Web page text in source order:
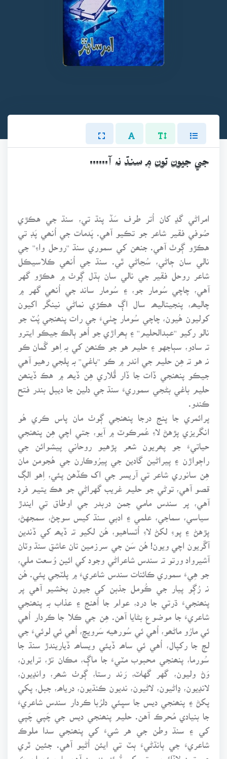
جي جيون تون ۾ سنڌ نہ آ......
امراڻي گڍ کان اُتر طرف سَڏ پنڌ تي، سنڌ جي هڪڙي
صُوفي فقير شاعر جو تڪيو آهي. پَدمات جي اُنھي پَڊ تي
هڪڙو ڳوٺ آهي. جنھن کي سموري سنڌ ''روحل واءِ'' جي
نالي سان ڄاڻي، سُڃاڻي ٿي. سنڌ جي اُنھي ڪلاسيڪل
شاعر روحل فقير جي نالي سان ٻڌل ڳوٺ ۾ هڪڙو گهر
آهي، چاچي سُومار جو، ۽ سُومار ساند جي اُنھي گهر ۾
چاليھہ، پنجيتاليھہ سال اڳ هڪڙي نماڻي نينگر اکيون
کوليون هُيون، چاچي سُومار ڇٺيءَ جي رات پنھنجي پُٽ جو
نالو رکيو ''عبدالحليم'' ۽ ٻھراڙي جو اُهو ٻالڪ جيڪو ايترو
تہ سادو، سٻاجهو ۽ حليم هو جو ڪنھن کي بہ اِهو گُمان ڪو
نہ هو تہ هِن حليم جي اندر ۾ ڪو ''باغي'' بہ پلجي رهيو آهي
جيڪو پنھنجي ڏات جا ڏار ڦُلاري هِن ڏيھہ ۾ هڪ ڏينھن
حليم باغي بڻجي سموريءَ سنڌ جي دلين جا ديبل بندر فتح
پرائمري جا پنج درجا پنھنجي ڳوٺ مان پاس ڪري هُو
انگريزي پڙهڻ لاءِ عُمرڪوٽ ۾ آيو، جتي اچي هِن پنھنجي
حياتيءَ جو پھريون شعر پڙهيو روحاني پيشوائن جي
راڄواڙن ۽ پيراڻين گادين جي پيرُوڪارن جي هُجومن مان
هِن سانوري شاعر تي آريسر جي اک ڪڏهن پئي، اِهو الڳ
قصو آهي، توڻي جو حليم غريب گهراڻي جو هڪ يتيم فرد
آهي، پر سندس مامي جمن دربدر جي اوطاق تي ايندڙ
سياسي، سماجي، علمي ۽ ادبي سنڌ کيس سوچڻ، سمجهڻ،
پڙهڻ ۽ پوءِ لکڻ لاءِ اُتساهيو، هُن لکيو تہ ڏيھہ کي ڏندين
آڱريون اچي ويون! هُن سَن جي سرزمين تان عاشقِ سنڌ وٽان
آشيرواد ورتو تہ سندس شاعراڻي وجود کي ائين وُسعت ملي،
جو هِيءَ سموري ڪائنات سندس شاعريءَ ۾ پلٽجي پئي. هُن
نہ رُڳو پيار جي ڪُومل جذبن کي جيون بخشيو آهي پر
پنھنجيءَ ڌرتي جا درد، عوام جا اُهنج ۽ عذاب بہ پنھنجي
شاعريءَ جا موضوع بڻايا آهن. هِن جي ڪلا جا ڪردار اُهي
ئي مارُو ماڻھو، اُهي ئي سُورهيه سَرويچ، اُهي ئي لوئيءَ جي
لڄ جا رکپال، اُهي ئي ساھہ ڏيئي ويساھہ ڏياريندڙ سنڌ جا
سُورما، پنھنجي محبوب مٽيءَ جا ماڳ، مڪان تڙ، ترايون،
وَڻ وليون، گهر گهاٽ، رَند رستا، ڳوٺ شھر، وانڍيون،
لانڍيون، ڍاڻيون، لاڻيون، نديون ڪنڌيون، درياھہ، جبل، پکي
پکڻ ۽ پنھنجي ديس جا سڀئي دلرُبا ڪردار سندس شاعريءَ
جا بنيادي مُحرڪ آهن. حليم پنھنجي ديس جي چَپي چَپي
کي ۽ سنڌ وطن جي هر شيءَ کي پنھنجي سدا ملوڪ
شاعريءَ جي ٻانڌڻيءَ ٻٽ تي ايئن اُڻيو آهي. جئين ٿري
عورتون لاڏائين پوتي کي ٽُوئنرينديون آهن يا جيئن اجرڪ